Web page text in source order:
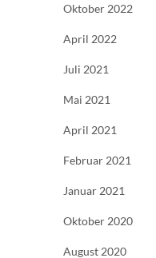
Oktober 2022
April 2022
Juli 2021
Mai 2021
April 2021
Februar 2021
Januar 2021
Oktober 2020
August 2020